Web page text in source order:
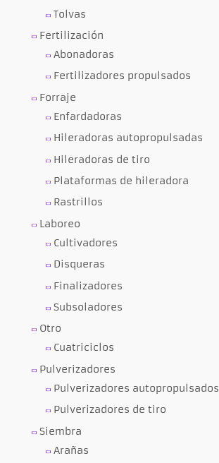
Tolvas
Fertilización
Abonadoras
Fertilizadores propulsados
Forraje
Enfardadoras
Hileradoras autopropulsadas
Hileradoras de tiro
Plataformas de hileradora
Rastrillos
Laboreo
Cultivadores
Disqueras
Finalizadores
Subsoladores
Otro
Cuatriciclos
Pulverizadores
Pulverizadores autopropulsados
Pulverizadores de tiro
Siembra
Arañas